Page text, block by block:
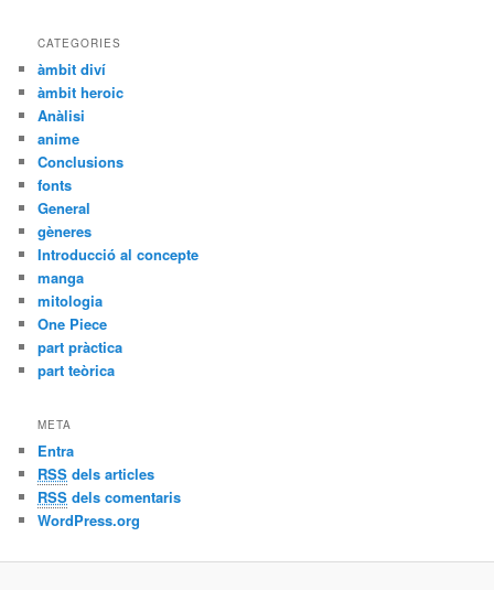
CATEGORIES
àmbit diví
àmbit heroic
Anàlisi
anime
Conclusions
fonts
General
gèneres
Introducció al concepte
manga
mitologia
One Piece
part pràctica
part teòrica
META
Entra
RSS dels articles
RSS dels comentaris
WordPress.org